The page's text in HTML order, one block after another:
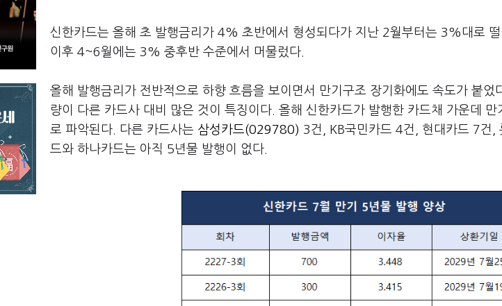
신한카드는 올해 초 발행금리가 4% 초반에서 형성되다가 지난 2월부터는 3%대로 떨
이후 4~6월에는 3% 중후반 수준에서 머물렀다.
올해 발행금리가 전반적으로 하향 흐름을 보이면서 만기구조 장기화에도 속도가 붙었
량이 다른 카드사 대비 많은 것이 특징이다. 올해 신한카드가 발행한 카드채 가운데
로 파악된다. 다른 카드사는 삼성카드(029780) 3건, KB국민카드 4건, 현대카드 7건,
드와 하나카드는 아직 5년물 발행이 없다.